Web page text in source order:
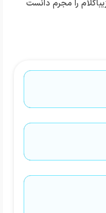
را مجرم دانست